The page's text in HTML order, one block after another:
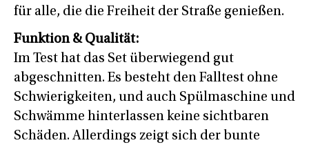
für alle, die die Freiheit der Straße genießen.
Funktion & Qualität:
Im Test hat das Set überwiegend gut
abgeschnitten. Es besteht den Falltest ohne
Schwierigkeiten, und auch Spülmaschine und
Schwämme hinterlassen keine sichtbaren
Schäden. Allerdings zeigt sich der bunte